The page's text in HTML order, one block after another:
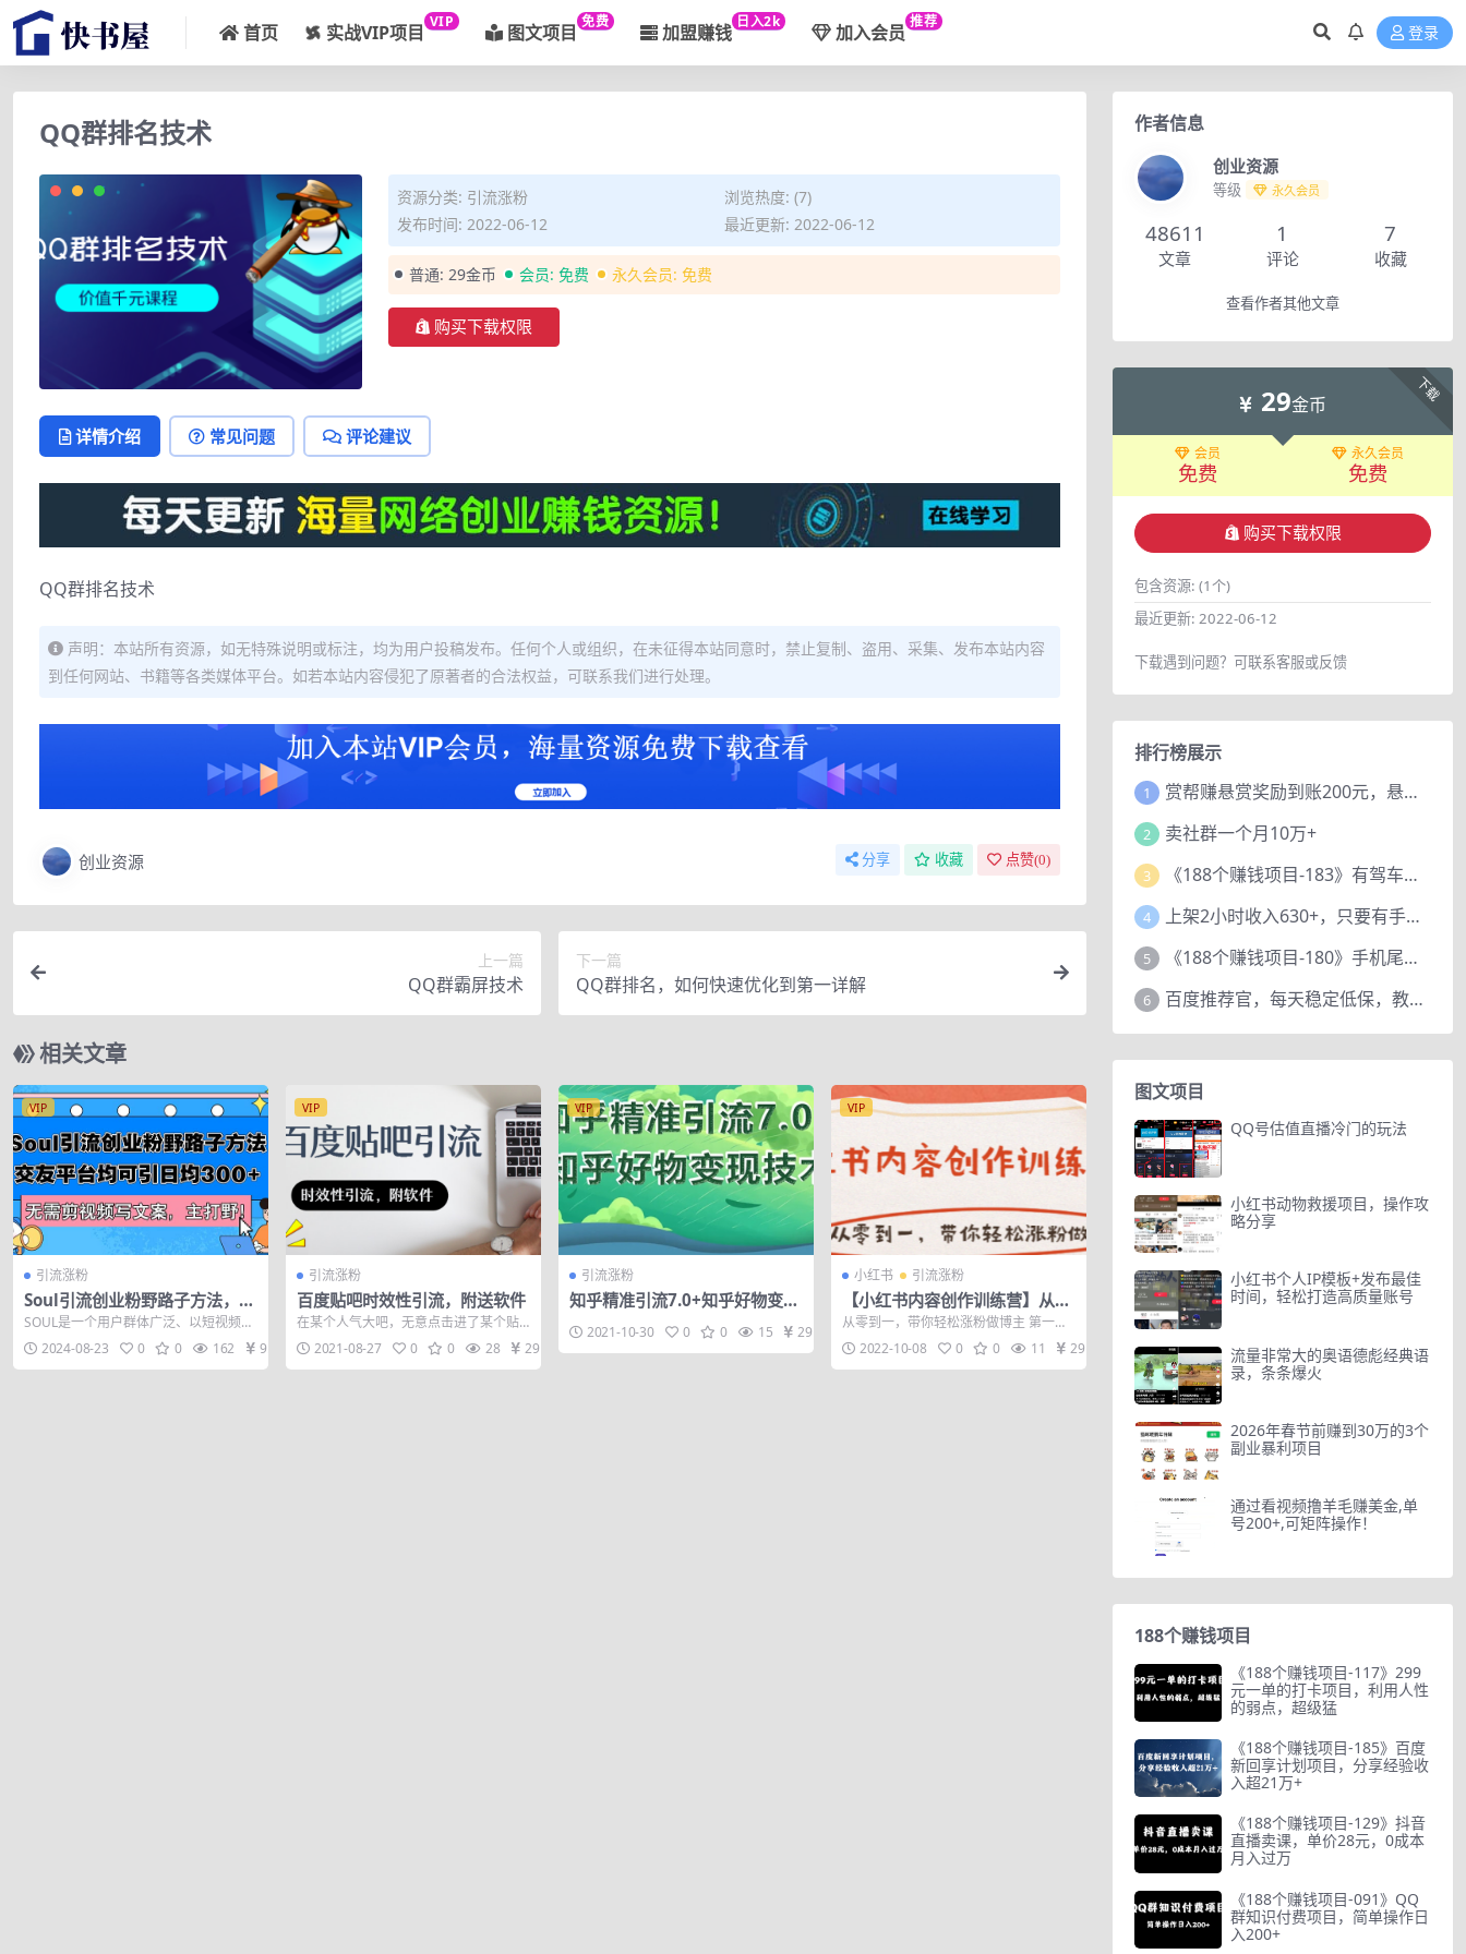
首页 实战VIP项目 VIP 图文项目 免费 加盟赚钱 日入2k 加入会员 推荐
登录
QQ群排名技术
资源分类: 引流涨粉
浏览热度: (7)
发布时间: 2022-06-12
最近更新: 2022-06-12
普通: 29金币 会员: 免费 永久会员: 免费
购买下载权限
详情介绍 常见问题 评论建议
QQ群排名技术
声明：本站所有资源，如无特殊说明或标注，均为用户投稿发布。任何个人或组织，在未征得本站同意时，禁止复制、盗用、采集、发布本站内容
到任何网站、书籍等各类媒体平台。如若本站内容侵犯了原著者的合法权益，可联系我们进行处理。
创业资源 分享 收藏 点赞(0)
上一篇
QQ群霸屏技术
下一篇
QQ群排名，如何快速优化到第一详解
相关文章
VIP
引流涨粉
Soul引流创业粉野路子方法，交
友平台均可引日均300+，无需
剪视频写文案…
SOUL是一个用户群体广泛、以短视频分
享为主的社交平台，它的用户涉及各个
年龄层和...
2024-08-23 0 0 162 9.9
VIP
引流涨粉
百度贴吧时效性引流，附送软件
在某个人气大吧，无意点击进了某个贴
吧帖子，本来是进这个贴吧找点东西
的，但是却没想...
2021-08-27 0 0 28 29
VIP
引流涨粉
知乎精准引流7.0+知乎好物变现
部手机月入3W
2021-10-30 0 0 15 29
VIP
小红书 引流涨粉
【小红书内容创作训练营】从零
到一，带你轻松涨粉做博主（价
值399）
从零到一，带你轻松涨粉做博主 第一节
抓住内容底层情绪，写出爆款笔记.mp4
第二...2022-10-08 0 0 11 29
作者信息
创业资源
等级 永久会员
48611
文章
1
评论
7
收藏
查看作者其他文章
下载
29金币
会员
免费
永久会员
免费
购买下载权限
包含资源: (1个)
最近更新: 2022-06-12
下载遇到问题？可联系客服或反馈
排行榜展示
1 赏帮赚悬赏奖励到账200元，悬赏任务多劳多得，人人可做。
2 卖社群一个月10万+
3 《188个赚钱项目-183》有驾车评项目，动动小手，复制粘贴赚44元！
4 上架2小时收入630+，只要有手就能做的AI搞钱项目，奶奶看完都能学会!
5 《188个赚钱项目-180》手机尾号测试评分项目，短视频直播日赚200+
6 百度推荐官，每天稳定低保，教程赠上
图文项目
QQ号估值直播冷门的玩法
小红书动物救援项目，操作攻
略分享
小红书个人IP模板+发布最佳
时间，轻松打造高质量账号
流量非常大的奥语德彪经典语
录，条条爆火
2026年春节前赚到30万的3个
副业暴利项目
通过看视频撸羊毛赚美金,单
号200+,可矩阵操作！
188个赚钱项目
《188个赚钱项目-117》299
元一单的打卡项目，利用人性
的弱点，超级猛
《188个赚钱项目-185》百度
新回享计划项目，分享经验收
入超21万+
《188个赚钱项目-129》抖音
直播卖课，单价28元，0成本
月入过万
《188个赚钱项目-091》QQ
群知识付费项目，简单操作日
入200+